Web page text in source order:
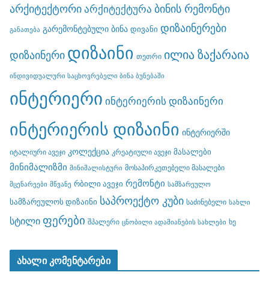
არქიტექტორიარქიტექტურა ბინის რემონტი
განათება გარემონტებული ბინა დივანი დიზაინერები
დიზაინერი დიზაინი თეთრი ილია ზაქარაია
ინდივიდუალური საცხოვრებელი ბინა ბუნებაში
ინტერიერი ინტერიერის დიზაინერი
ინტერიერის დიზაინი ინტერიერში
იტალიური ავეჯი კოლექცია კრეატიული ავეჯი მასალები
მინიმალიზმი მინიმალისტური მოსაპირკეთებელი მასალები
მცენარეები მწვანე რბილი ავეჯი რემონტი სამზარეულო
სამზარეულოს დიზაინი საპროექტო კუბი საძინებელი სახლი
სტილი ფერები შპალერი ცნობილი ადამიანების სახლები ხე
ახალი კომენტარები